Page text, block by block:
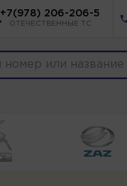
+7(978) 206-206-5
ОТЕЧЕСТВЕННЫЕ ТС